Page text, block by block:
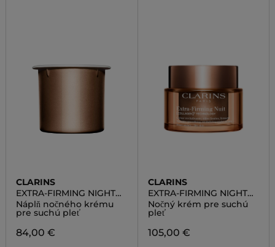
CLARINS
EXTRA-FIRMING NIGHT
CREAM DRY SKIN
Náplň nočného krému
pre suchú pleť
84,00 €
CLARINS
EXTRA-FIRMING NIGHT
CREAM DRY SKIN
Nočný krém pre suchú
pleť
105,00 €